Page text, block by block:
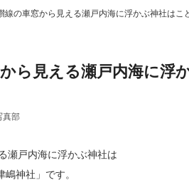
線の車窓から見える瀬戸内海に浮かぶ神社はこ
ら見える瀬戸内海に浮
真部
瀬戸内海に浮かぶ神社は
神社」です。